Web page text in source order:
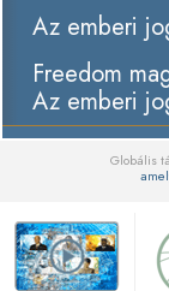
Az emberi
Freedom
Az emberi
Globális